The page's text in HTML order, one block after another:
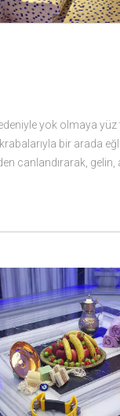
yok olmaya yüz
bir arada
canlandırarak, gelin,